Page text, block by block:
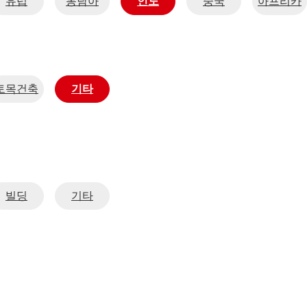
목건축 기타
빌딩 기타